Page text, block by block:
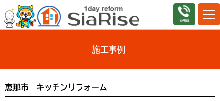
施工事例
恵那市 キッチンリフォーム